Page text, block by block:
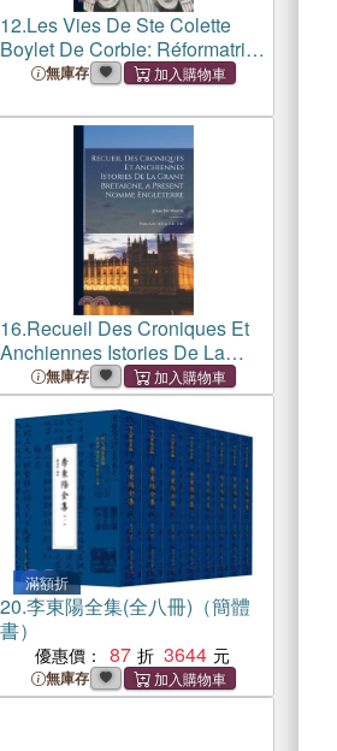
12.Les Vies De Ste Colette
Boylet De Corbie: Réformatrice
Des Frères Mineurs Et Des
無庫存
16.Recueil Des Croniques Et
Anchiennes Istories De La
Grant Bretaigne, a Present
Nomme Engleterre: From A.D.
1431 to A.D. 1447
無庫存
滿額折
20.李東陽全集(全八冊)（簡體
書）
優惠價： 87 3644
無庫存